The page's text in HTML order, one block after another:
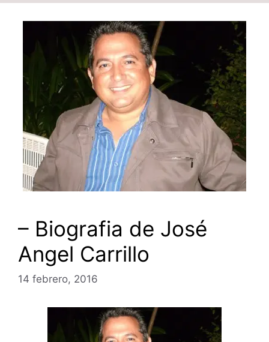
– Biografia de José
Angel Carrillo
14 febrero, 2016